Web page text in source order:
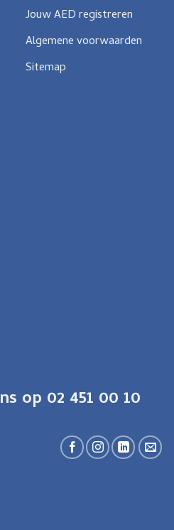
Jouw AED registreren
Algemene voorwaarden
Sitemap
op 02 451 00 10